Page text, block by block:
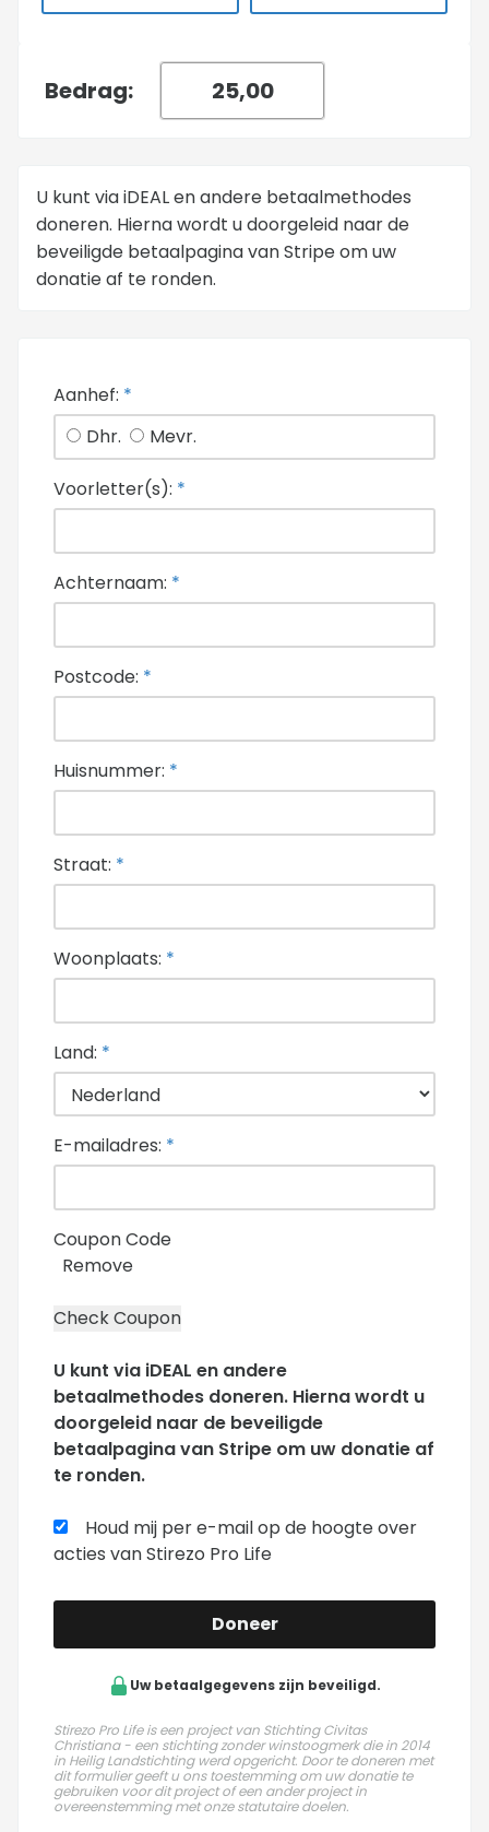
Bedrag:
U kunt via iDEAL en andere betaalmethodes
doneren. Hierna wordt u doorgeleid naar de
beveiligde betaalpagina van Stripe om uw
donatie af te ronden.
Aanhef: *
Dhr.
Mevr.
Voorletter(s): *
Achternaam: *
Postcode: *
Huisnummer: *
Straat: *
Woonplaats: *
Land: *
E-mailadres: *
Coupon Code
Remove
U kunt via iDEAL en andere
betaalmethodes doneren. Hierna wordt u
doorgeleid naar de beveiligde
betaalpagina van Stripe om uw donatie af
te ronden.
Houd mij per e-mail op de hoogte over
acties van Stirezo Pro Life
Doneer
Uw betaalgegevens zijn beveiligd.
Stirezo Pro Life is een project van Stichting Civitas
Christiana - een stichting zonder winstoogmerk die in 2014
in Heilig Landstichting werd opgericht. Door te doneren met
dit formulier geeft u ons toestemming om uw donatie te
gebruiken voor dit project of een ander project in
overeenstemming met onze statutaire doelen.